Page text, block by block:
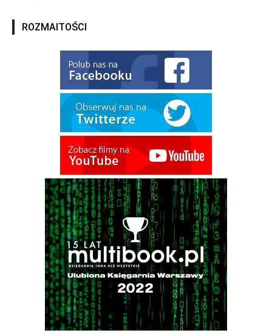
ROZMAITOŚCI